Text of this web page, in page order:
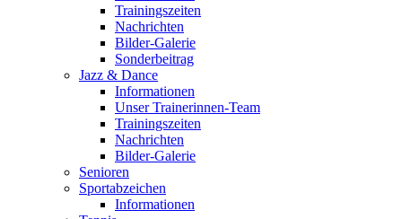
Trainingszeiten
Nachrichten
Bilder-Galerie
Sonderbeitrag
Jazz & Dance
Informationen
Unser Trainerinnen-Team
Trainingszeiten
Nachrichten
Bilder-Galerie
Senioren
Sportabzeichen
Informationen